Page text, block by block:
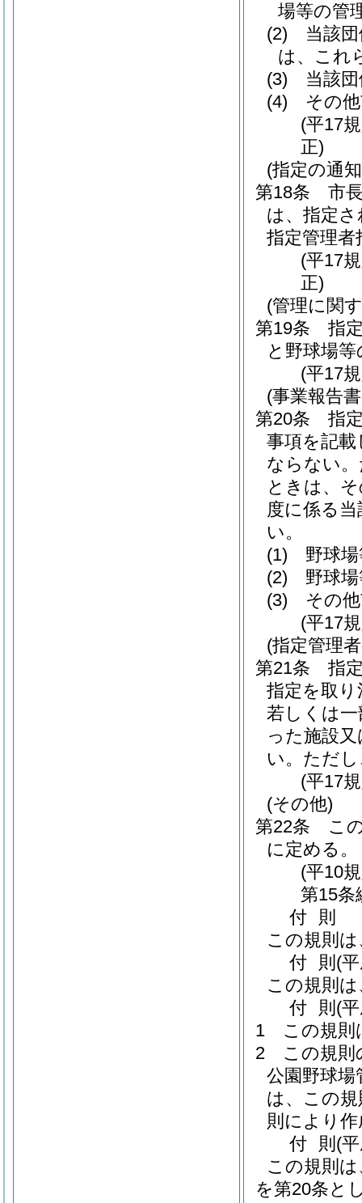
場等の管
(2)
当該
は、これ
(3)
当該
(4)
その
(平17
正)
(指定の通
第18条
市
は、指定
指定管理者
(平17
正)
(管理に関
第19条
指
と野球場
(平17
(事業報告
第20条
指
事項を記
ならない。
ときは、
度に係る
い。
(1)
野球
(2)
野球
(3)
その
(平17
(指定管理
第21条
指
指定を取
若しくは
った施設
い。 ただ
(平17
(その他)
第22条
こ
に定める。
(平10
第15条
付 則
この規則
付 則 (
この規則
付 則 (
1
この規則
2
この規則
公園野球
は、この
則により
付 則 (
この規則
を第20条と